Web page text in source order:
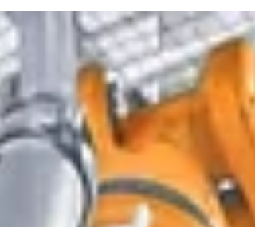
fecha muy cara para los...